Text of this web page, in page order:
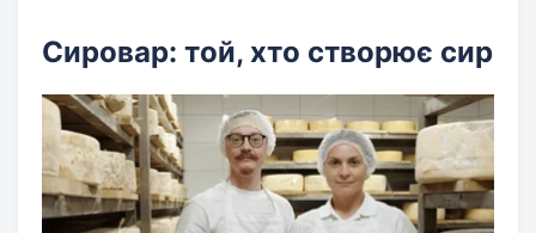
Сировар: той, хто створює сир